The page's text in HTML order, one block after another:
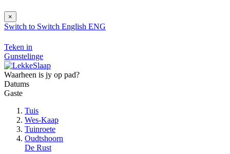
×
Switch to Switch English ENG
Teken in
Gunstelinge
Waarheen is jy op pad?
Datums
Gaste
Tuis
Wes-Kaap
Tuinroete
Oudtshoorn
De Rust